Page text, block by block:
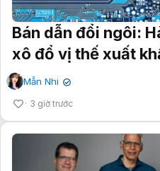
Bán dẫn đổi ngôi:
xô đổ vị thế xuất
Mẫn Nhi ✔
3 giờ trước